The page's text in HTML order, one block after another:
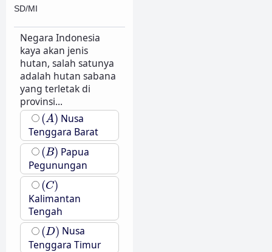
SD/MI
Negara Indonesia
kaya akan jenis
hutan, salah satunya
adalah hutan sabana
yang terletak di
provinsi...
(A)
(A) Nusa
Tenggara Barat
(B)
(B) Papua
Pegunungan
(C)
(C)
Kalimantan
Tengah
(D)
(D) Nusa
Tenggara Timur